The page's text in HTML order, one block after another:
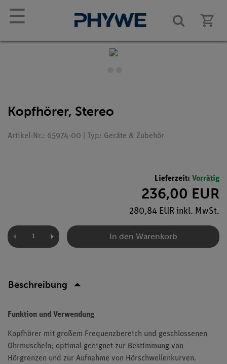
☰
Kopfhörer, Stereo
Artikel-Nr.: 65974-00 | Typ: Geräte & Zubehör
Lieferzeit: Vorrätig
236,00 EUR
280,84 EUR inkl. MwSt.
In den Warenkorb
Beschreibung
Funktion und Verwendung
Kopfhörer mit großem Frequenzbereich und geschlossenen
Ohrmuscheln; optimal geeignet zur Bestimmung von
Hörgrenzen und zur Aufnahme von Hörschwellenkurven.